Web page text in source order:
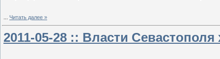
Читать далее »
2011-05-28 :: Власти Севастополя